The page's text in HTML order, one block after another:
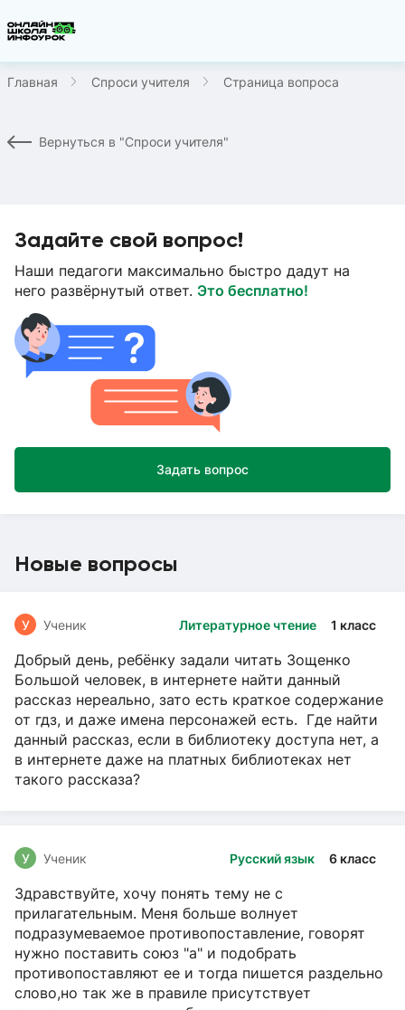
Главная Спроси учителя Страница вопроса
Вернуться в "Спроси учителя"
Задайте свой вопрос!
Наши педагоги максимально быстро дадут на
него развёрнутый ответ. Это бесплатно!
Задать вопрос
Новые вопросы
Литературное чтение 1 класс
У Ученик
Добрый день, ребёнку задали читать Зощенко
Большой человек, в интернете найти данный
рассказ нереально, зато есть краткое содержание
от гдз, и даже имена персонажей есть. Где найти
данный рассказ, если в библиотеку доступа нет, а
в интернете даже на платных библиотеках нет
такого рассказа?
Русский язык 6 класс
У Ученик
Здравствуйте, хочу понять тему не с
прилагательным. Меня больше волнует
подразумеваемое противопоставление, говорят
нужно поставить союз "а" и подобрать
противопоставляют ее и тогда пишется раздельно
слово,но так же в правиле присутствует